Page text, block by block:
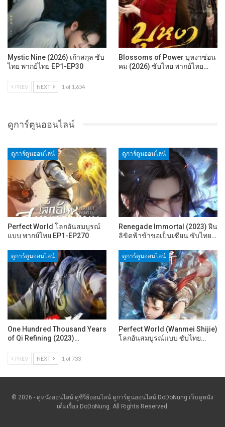
Mystic Nine (2026) เก้าสกุล ซับ
ไทย พากย์ไทย EP1-EP30
Blossoms of Power บุหงาซ่อน
คม (2026) ซับไทย พากย์ไทย…
PREV NEXT 1 of 1,654
ดูการ์ตูนออนไลน์
ดูการ์ตูนออนไลน์
Perfect World โลกอันสมบูรณ์
แบบ พากย์ไทย EP1-EP270
ดูการ์ตูนออนไลน์
Renegade Immortal (2023) ฝืน
ลิขิตฟ้าข้าขอเป็นเซียน ซับไทย…
ดูการ์ตูนออนไลน์
One Hundred Thousand Years
of Qi Refining (2023)…
ดูการ์ตูนออนไลน์
Perfect World (Wanmei Shijie)
โลกอันสมบูรณ์แบบ ซับไทย…
PREV NEXT 1 of 733
© 2026 - ดูหนังออนไลน์ ดูซีรี่ย์ออนไลน์ ดูการ์ตูนออนไลน์ DoDoNung เว็บดูหนัง
เต็มเรื่อง DoDoNung. All Rights Reserved.